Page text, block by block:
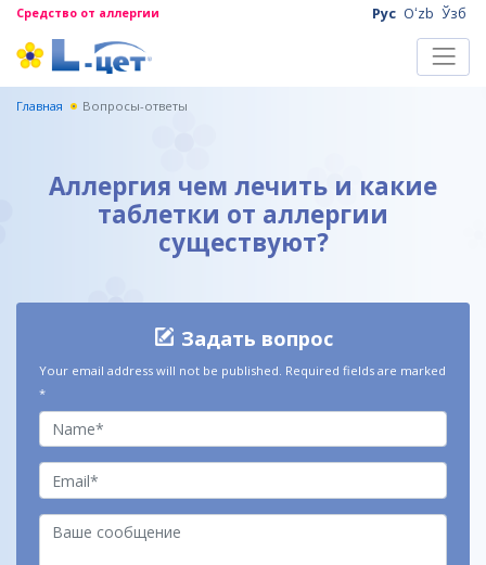
Средство от аллергии Рус Oʻzb Ўзб
Главная Вопросы-ответы
Аллергия чем лечить и какие
таблетки от аллергии
существуют?
Задать вопрос
Your email address will not be published. Required fields are marked
*